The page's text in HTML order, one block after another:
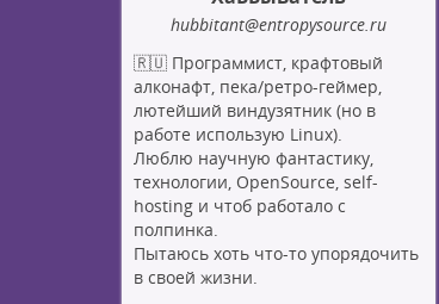
hubbitant@entropysource.ru
🇷🇺 Программист, крафтовый
алконафт, пека/ретро-геймер,
лютейший виндузятник (но в
работе использую Linux).
Люблю научную фантастику,
технологии, OpenSource, self-
hosting и чтоб работало с
полпинка.
Пытаюсь хоть что-то упорядочить
в своей жизни.